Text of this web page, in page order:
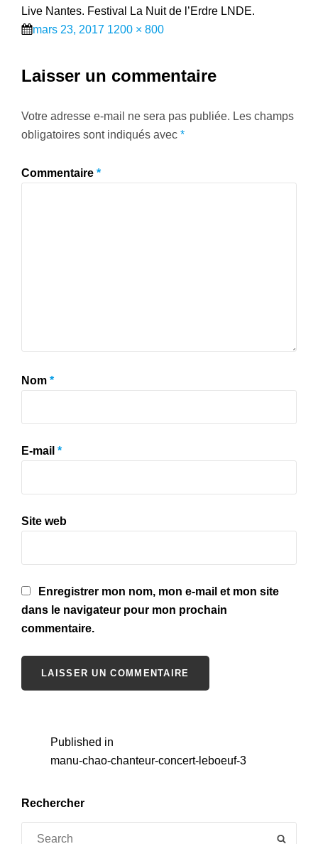
Live Nantes. Festival La Nuit de l’Erdre LNDE.
Posted
mars 23, 2017 Full
1200 × 800
Laisser un commentaire
Votre adresse e-mail ne sera pas publiée. Les champs
obligatoires sont indiqués avec *
Commentaire *
Nom *
E-mail *
Site web
Enregistrer mon nom, mon e-mail et mon site
dans le navigateur pour mon prochain
commentaire.
Navigation
l’article
Published in
manu-chao-chanteur-concert-leboeuf-3
Rechercher